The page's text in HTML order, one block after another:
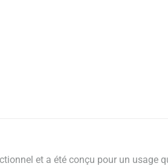
et a été conçu pour un usage